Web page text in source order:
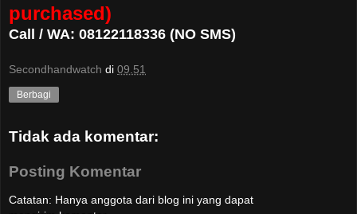
purchased)
Call / WA: 08122118336 (NO SMS)
Secondhandwatch di 09.51
Berbagi
Tidak ada komentar:
Posting Komentar
Catatan: Hanya anggota dari blog ini yang dapat